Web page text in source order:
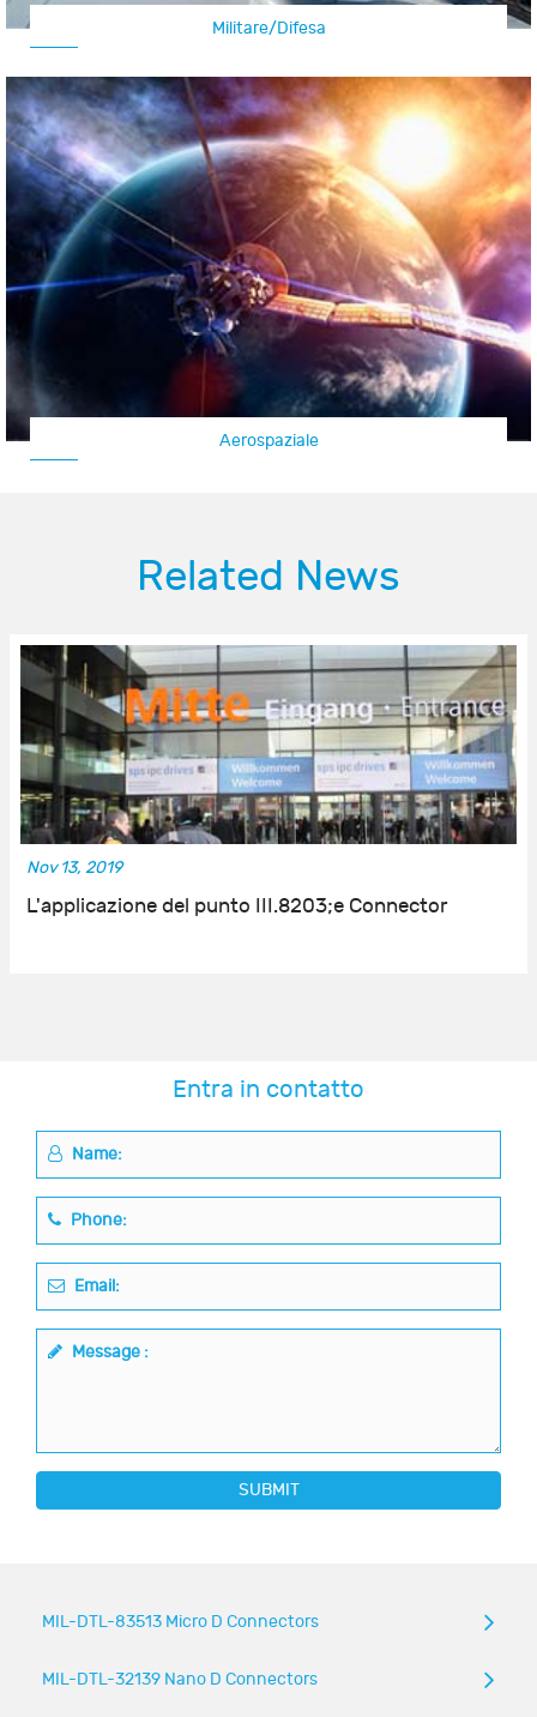
Militare/Difesa
Aerospaziale
Related News
Nov 13, 2019
L'applicazione del punto III.8203;e Connector
Entra in contatto
Name:
Phone:
Email:
Message :
SUBMIT
MIL-DTL-83513 Micro D Connectors
MIL-DTL-32139 Nano D Connectors